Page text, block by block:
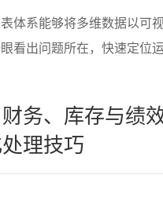
体系能够将多维数据以可
看出问题所在，快速定位运
务、库存与绩
理技巧